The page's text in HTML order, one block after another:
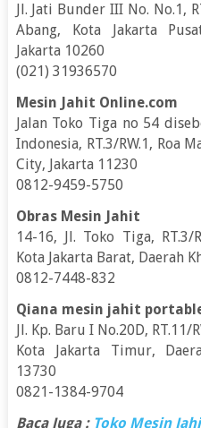
Jl. Jati Bunder III No. No.1,
Abang, Kota Jakarta
Jakarta 10260
(021) 31936570
Mesin Jahit Online.com
Jalan Toko Tiga no 54
Indonesia, RT.3/RW.1, Roa
City, Jakarta 11230
0812-9459-5750
Obras Mesin Jahit
14-16, Jl. Toko Tiga, RT.3/
Kota Jakarta Barat, Daerah
0812-7448-832
Qiana mesin jahit
Jl. Kp. Baru I No.20D, RT.11/
Kota Jakarta Timur,
13730
0821-1384-9704
Baca Juga : Toko Mesin